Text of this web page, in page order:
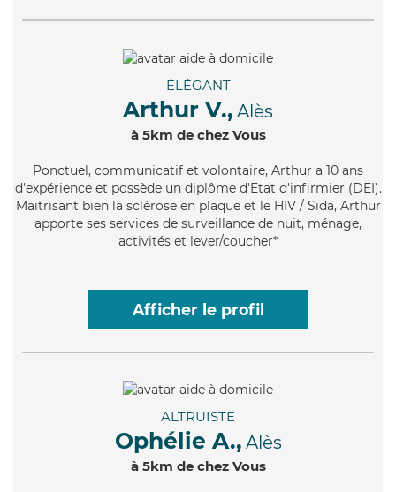
ÉLÉGANT
Arthur V., Alès
à 5km de chez Vous
Ponctuel, communicatif et volontaire, Arthur a 10 ans
d'expérience et possède un diplôme d'Etat d'infirmier (DEI).
Maitrisant bien la sclérose en plaque et le HIV / Sida, Arthur
apporte ses services de surveillance de nuit, ménage,
activités et lever/coucher*
Afficher le profil
ALTRUISTE
Ophélie A., Alès
à 5km de chez Vous